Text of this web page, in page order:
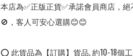
本店為✅正版正貨✅承諾會員商店，
🚫，客人可安心選購😊😊
⭕ 此貨品為【訂購】貨品, 約10-18個工